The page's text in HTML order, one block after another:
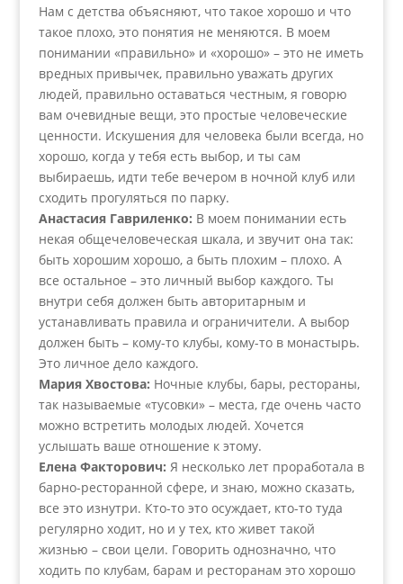
Нам с детства объясняют, что такое хорошо и что
такое плохо, это понятия не меняются. В моем
понимании «правильно» и «хорошо» – это не иметь
вредных привычек, правильно уважать других
людей, правильно оставаться честным, я говорю
вам очевидные вещи, это простые человеческие
ценности. Искушения для человека были всегда, но
хорошо, когда у тебя есть выбор, и ты сам
выбираешь, идти тебе вечером в ночной клуб или
сходить прогуляться по парку.
Анастасия Гавриленко: В моем понимании есть
некая общечеловеческая шкала, и звучит она так:
быть хорошим хорошо, а быть плохим – плохо. А
все остальное – это личный выбор каждого. Ты
внутри себя должен быть авторитарным и
устанавливать правила и ограничители. А выбор
должен быть – кому-то клубы, кому-то в монастырь.
Это личное дело каждого.
Мария Хвостова: Ночные клубы, бары, рестораны,
так называемые «тусовки» – места, где очень часто
можно встретить молодых людей. Хочется
услышать ваше отношение к этому.
Елена Факторович: Я несколько лет проработала в
барно-ресторанной сфере, и знаю, можно сказать,
все это изнутри. Кто-то это осуждает, кто-то туда
регулярно ходит, но и у тех, кто живет такой
жизнью – свои цели. Говорить однозначно, что
ходить по клубам, барам и ресторанам это хорошо